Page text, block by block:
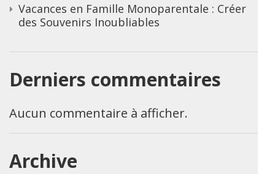
Vacances en Famille Monoparentale : Créer
des Souvenirs Inoubliables
Derniers commentaires
Aucun commentaire à afficher.
Archive